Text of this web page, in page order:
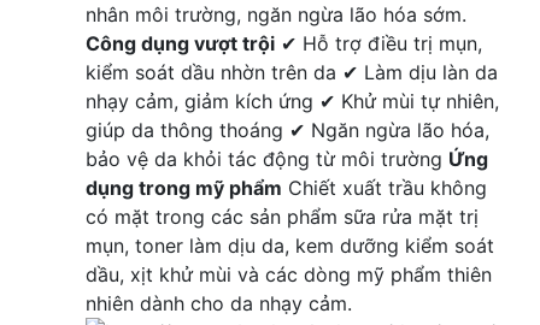
nhân môi trường, ngăn ngừa lão hóa sớm.
Công dụng vượt trội ✔ Hỗ trợ điều trị mụn,
kiểm soát dầu nhờn trên da ✔ Làm dịu làn da
nhạy cảm, giảm kích ứng ✔ Khử mùi tự nhiên,
giúp da thông thoáng ✔ Ngăn ngừa lão hóa,
bảo vệ da khỏi tác động từ môi trường Ứng
dụng trong mỹ phẩm Chiết xuất trầu không
có mặt trong các sản phẩm sữa rửa mặt trị
mụn, toner làm dịu da, kem dưỡng kiểm soát
dầu, xịt khử mùi và các dòng mỹ phẩm thiên
nhiên dành cho da nhạy cảm.